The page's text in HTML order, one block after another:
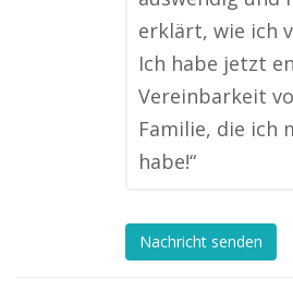
erklärt, wie ich
Ich habe jetzt
Vereinbarkeit
Familie, die ich
habe!“
Nachricht senden